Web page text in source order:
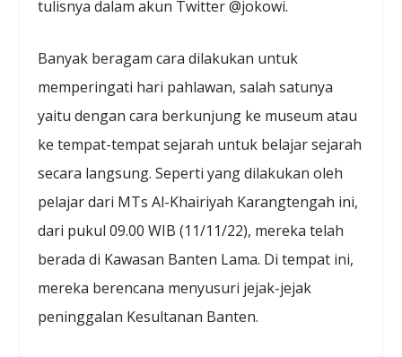
tulisnya dalam akun Twitter @jokowi.
Banyak beragam cara dilakukan untuk
memperingati hari pahlawan, salah satunya
yaitu dengan cara berkunjung ke museum atau
ke tempat-tempat sejarah untuk belajar sejarah
secara langsung. Seperti yang dilakukan oleh
pelajar dari MTs Al-Khairiyah Karangtengah ini,
dari pukul 09.00 WIB (11/11/22), mereka telah
berada di Kawasan Banten Lama. Di tempat ini,
mereka berencana menyusuri jejak-jejak
peninggalan Kesultanan Banten.